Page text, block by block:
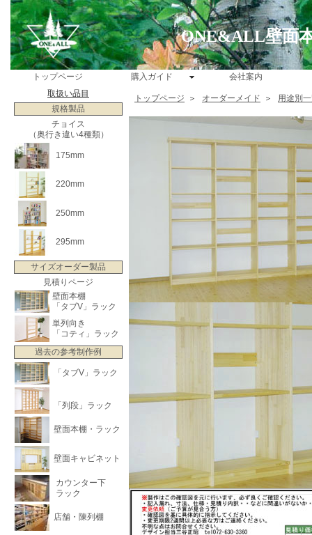
ONE&ALL壁面
トップページ 購入ガイド
会社案内
取扱い品目
規格製品
チョイス
（奥行き違い4種類）
175mm
220mm
250mm
295mm
サイズオーダー製品
見積りページ
壁面本棚
「タブV」ラック
単列向き
「コティ」ラック
過去の参考制作例
「タブV」ラック
「列段」ラック
壁面本棚・ラック
壁面キャビネット
カウンター下
ラック
店舗・陳列棚
トップページ ＞ オーダーメイド ＞ 用途別